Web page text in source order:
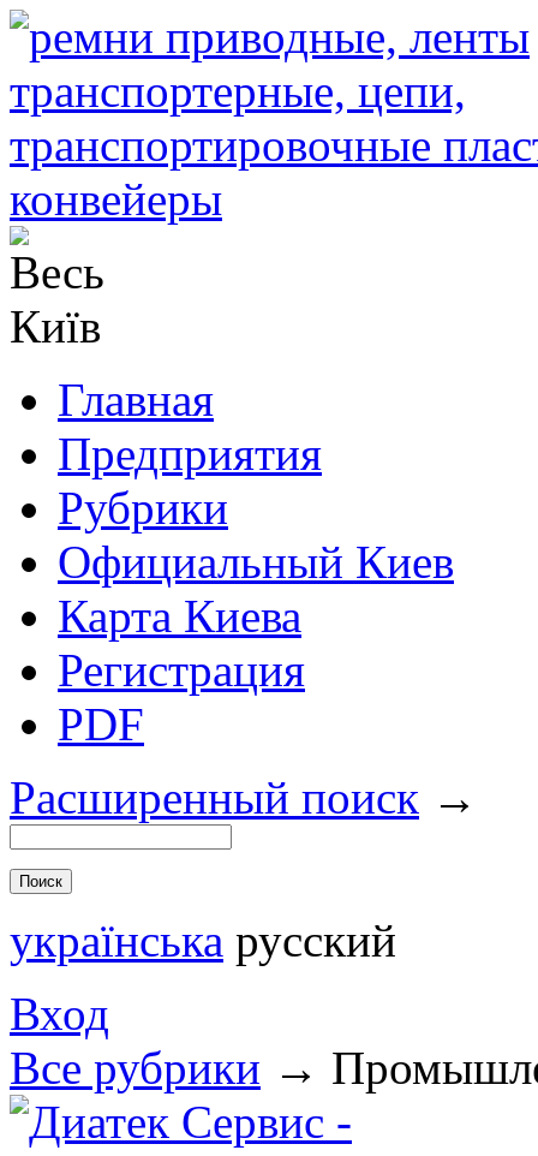
Главная
Предприятия
Рубрики
Официальный Киев
Карта Киева
Регистрация
PDF
Расширенный поиск →
українська русский
Вход
Все рубрики →